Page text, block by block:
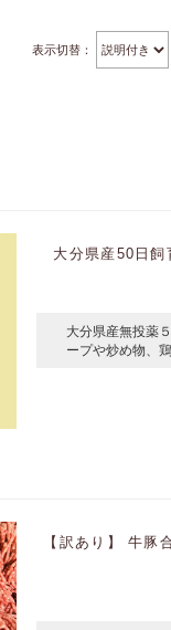
表示切替：
大分県産50日
大分県産無投薬
ープや炒め物、
【訳あり】 牛